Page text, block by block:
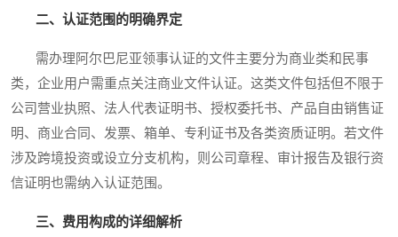
二、认证范围的明确界定
需办理阿尔巴尼亚领事认证的文件主要分为商业类和民事
类，企业用户需重点关注商业文件认证。这类文件包括但不限于
公司营业执照、法人代表证明书、授权委托书、产品自由销售证
明、商业合同、发票、箱单、专利证书及各类资质证明。若文件
涉及跨境投资或设立分支机构，则公司章程、审计报告及银行资
信证明也需纳入认证范围。
三、费用构成的详细解析